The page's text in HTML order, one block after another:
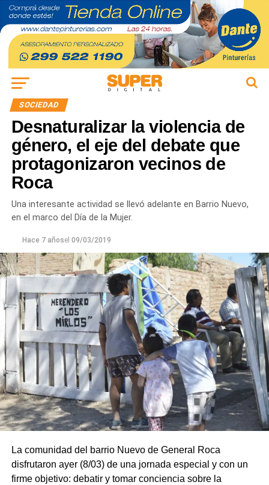
SOCIEDAD
Desnaturalizar la violencia de
género, el eje del debate que
protagonizaron vecinos de
Roca
Una interesante actividad se llevó adelante en Barrio Nuevo,
en el marco del Día de la Mujer.
Hace 7 añosel 09/03/2019
La comunidad del barrio Nuevo de General Roca
disfrutaron ayer (8/03) de una jornada especial y con un
firme objetivo: debatir y tomar conciencia sobre la